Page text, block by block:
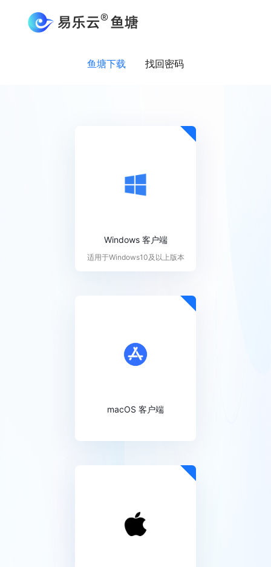
鱼塘下载 找回密码
Windows 客户端
适用于Windows10及以上版本
macOS 客户端